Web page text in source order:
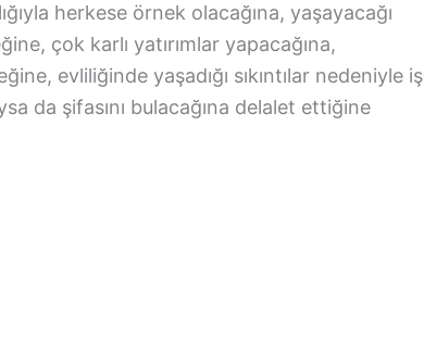
herkese örnek olacağına, yaşayacağı
çok karlı yatırımlar yapacağına,
evliliğinde yaşadığı sıkıntılar nedeniyle iş
da şifasını bulacağına delalet ettiğine